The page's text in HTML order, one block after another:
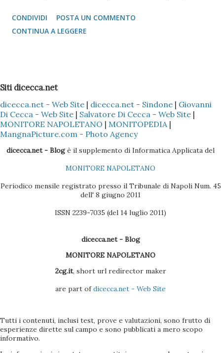
l'idea di mandare i vcard via bluetooth (come si fa con quasi
tutti i Nokia e Samsung), l'unica alternativa è quella di
Nokia PC Suite 3 - Sincronizzare solo la Rubrica
(ovviamente dipende sempre se il cellulare Nokia è il Vostro
o di un Vostro amico) del Nokia con l'Outlook, così che tutti
i dati presenti nella Rubrica siano copiati nella sezione
Contatti dell'Outlook 4 - Scaricare l'ultima versione del
CONDIVIDI
POSTA UN COMMENTO
CONTINUA A LEGGERE
Siti dicecca.net
dicecca.net - Web Site | dicecca.net - Sindone | Giovanni
Di Cecca - Web Site | Salvatore Di Cecca - Web Site |
MONITORE NAPOLETANO | MONITOPEDIA |
MangnaPicture.com - Photo Agency
dicecca.net - Blogè il supplemento di Informatica Applicata del
MONITORE NAPOLETANO
Periodico mensile registrato presso il Tribunale di Napoli Num. 45
dell' 8 giugno 2011
ISSN 2239-7035 (del 14 luglio 2011)
dicecca.net - Blog
MONITORE NAPOLETANO
2cg.it, short url redirector maker
are part ofdicecca.net - Web Site
Tutti i contenuti, inclusi test, prove e valutazioni, sono frutto di
esperienze dirette sul campo e sono pubblicati a mero scopo
informativo.